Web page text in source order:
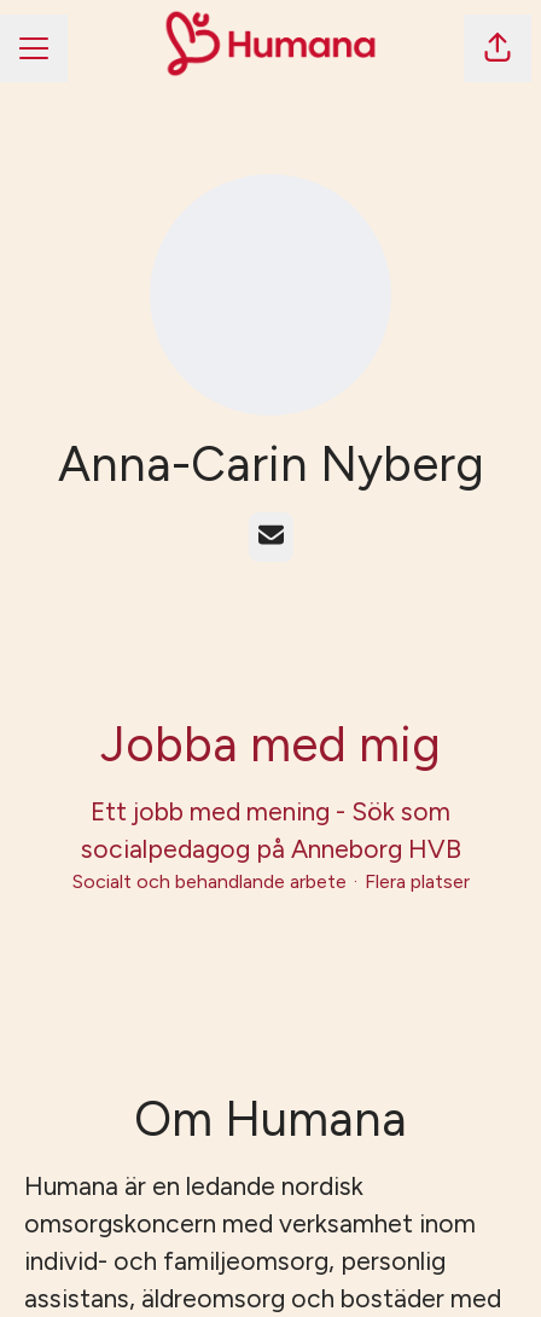
KARRIÄRMENY Dela
Anna-Carin Nyberg
E-post
Jobba med mig
Ett jobb med mening - Sök som
socialpedagog på Anneborg HVB
Socialt och behandlande arbete · Flera platser
Om Humana
Humana är en ledande nordisk
omsorgskoncern med verksamhet inom
individ- och familjeomsorg, personlig
assistans, äldreomsorg och bostäder med